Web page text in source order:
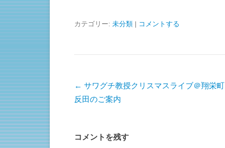
カテゴリー: 未分類 | コメントする
投稿ナビゲーション
← サワグチ教授クリスマスライブ＠翔栄
反田のご案内
コメントを残す